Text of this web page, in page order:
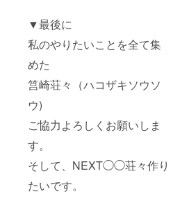
▼最後に
私のやりたいことを全て集
めた
筥崎荘々（ハコザキソウソ
ウ)
ご協力よろしくお願いしま
す。
そして、NEXT◯◯荘々作り
たいです。